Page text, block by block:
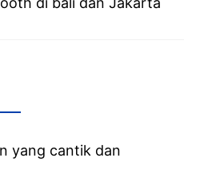
yang cantik dan